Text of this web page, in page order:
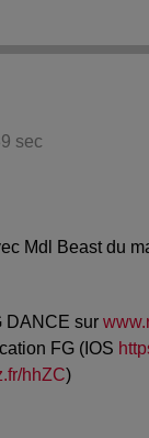
sec
Mdl Beast du
DANCE sur
FG (IOS
hhZC)